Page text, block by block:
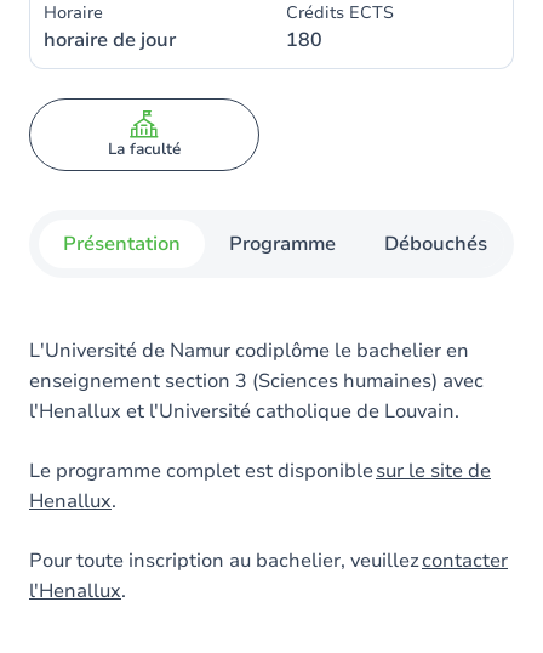
Horaire
horaire de jour
Crédits ECTS
180
La faculté
Présentation Programme Débouchés
L'Université de Namur codiplôme le bachelier en
enseignement section 3 (Sciences humaines) avec
l'Henallux et l'Université catholique de Louvain.
Le programme complet est disponiblesur le site de
Henallux.
Pour toute inscription au bachelier, veuillezcontacter
l'Henallux.